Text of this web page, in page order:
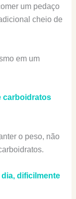
um pedaço
cheio de
em um
carboidratos
o peso, não
dificilmente